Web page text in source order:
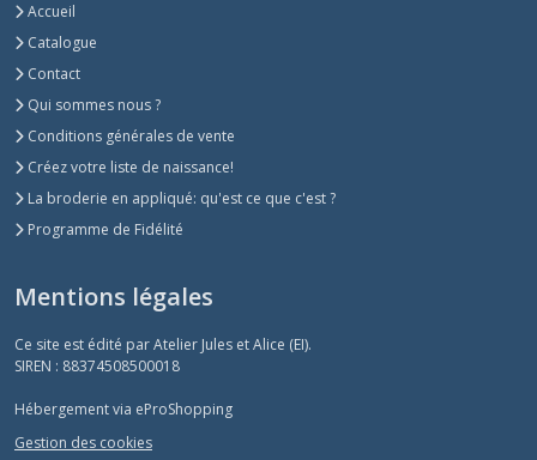
Accueil
Catalogue
Contact
Qui sommes nous ?
Conditions générales de vente
Créez votre liste de naissance!
La broderie en appliqué: qu'est ce que c'est ?
Programme de Fidélité
Mentions légales
Ce site est édité par Atelier Jules et Alice (EI).
SIREN : 88374508500018
Hébergement via eProShopping
Gestion des cookies